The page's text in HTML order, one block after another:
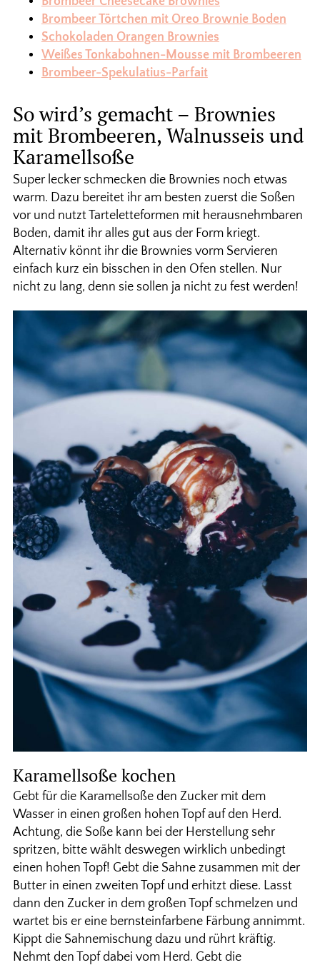
Brombeer Törtchen mit Oreo Brownie Boden
Schokoladen Orangen Brownies
Weißes Tonkabohnen-Mousse mit Brombeeren
Brombeer-Spekulatius-Parfait
So wird’s gemacht – Brownies
mit Brombeeren, Walnusseis und
Karamellsoße
Super lecker schmecken die Brownies noch etwas
warm. Dazu bereitet ihr am besten zuerst die Soßen
vor und nutzt Tarteletteformen mit herausnehmbaren
Boden, damit ihr alles gut aus der Form kriegt.
Alternativ könnt ihr die Brownies vorm Servieren
einfach kurz ein bisschen in den Ofen stellen. Nur
nicht zu lang, denn sie sollen ja nicht zu fest werden!
Karamellsoße kochen
Gebt für die Karamellsoße den Zucker mit dem
Wasser in einen großen hohen Topf auf den Herd.
Achtung, die Soße kann bei der Herstellung sehr
spritzen, bitte wählt deswegen wirklich unbedingt
einen hohen Topf! Gebt die Sahne zusammen mit der
Butter in einen zweiten Topf und erhitzt diese. Lasst
dann den Zucker in dem großen Topf schmelzen und
wartet bis er eine bernsteinfarbene Färbung annimmt.
Kippt die Sahnemischung dazu und rührt kräftig.
Nehmt den Topf dabei vom Herd. Gebt die